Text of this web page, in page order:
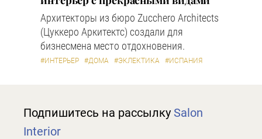
Архитекторы из бюро Zucchero Architects
(Цуккеро Аркитектс) создали для
бизнесмена место отдохновения.
#ИНТЕРЬЕР #ДОМА #ЭКЛЕКТИКА #ИСПАНИЯ
Подпишитесь на рассылку Salon
Interior